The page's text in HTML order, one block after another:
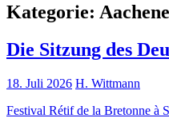
Kategorie:
Die Sitzung des
18. Juli 2026 H. Wittmann
Festival Rétif de la Bretonne à